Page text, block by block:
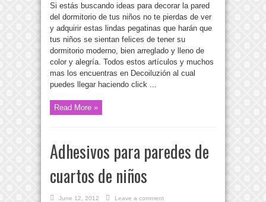
Si estás buscando ideas para decorar la pared
del dormitorio de tus niños no te pierdas de ver
y adquirir estas lindas pegatinas que harán que
tus niños se sientan felices de tener su
dormitorio moderno, bien arreglado y lleno de
color y alegría. Todos estos artículos y muchos
mas los encuentras en Decoiluzión al cual
puedes llegar haciendo click ...
Read More »
Adhesivos para paredes de
cuartos de niños
June 12, 2012
Leave a comment